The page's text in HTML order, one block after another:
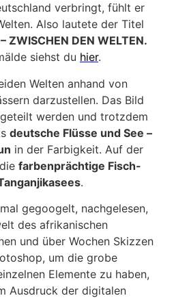
verbringt, fühlt er
Also lautete der Titel
ZWISCHEN DEN WELTEN.
siehst du hier.
Welten anhand von
darzustellen. Das Bild
werden und trotzdem
deutsche Flüsse und See –
in der Farbigkeit. Auf der
farbenprächtige Fisch-
.
gegoogelt, nachgelesen,
des afrikanischen
und über Wochen Skizzen
um die grobe
Elemente zu haben,
Ausdruck der digitalen